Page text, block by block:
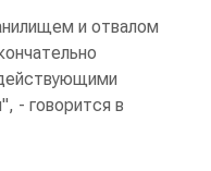
и отвалом
- говорится в